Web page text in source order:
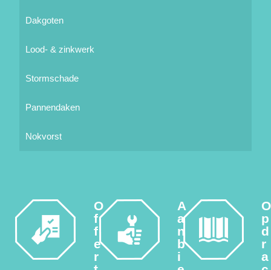
Dakgoten
Lood- & zinkwerk
Stormschade
Pannendaken
Nokvorst
O
f
f
e
r
A
a
n
b
i
O
p
d
r
a